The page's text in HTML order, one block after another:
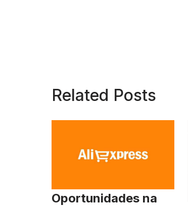
Related Posts
Oportunidades na